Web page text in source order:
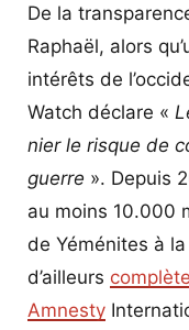
De la
Raphaël, alors
intérêts de
Watch déclare «
nier le risque de
guerre ». Depuis
au moins 10.000
de Yéménites à
d’ailleurs
Amnesty